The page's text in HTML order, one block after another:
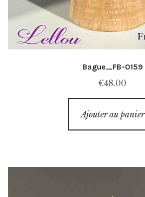
Bague_FB-0159
€48.00
Ajouter au panier